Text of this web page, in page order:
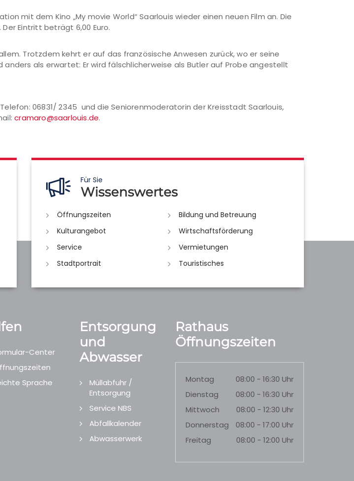
mit dem Kino „My movie World“ Saarlouis wieder einen neuen Film an. Die
Eintritt beträgt 6,00 Euro.
Trotzdem kehrt er auf das französische Anwesen zurück, wo er seine
als erwartet: Er wird fälschlicherweise als Butler auf Probe angestellt
06831/ 2345 und die Seniorenmoderatorin der Kreisstadt Saarlouis,
cramaro@saarlouis.de.
Für Sie
Wissenswertes
Öffnungszeiten
Bildung und Betreuung
Kulturangebot
Wirtschaftsförderung
Service
Vermietungen
Stadtportrait
Touristisches
Center
Sprache
Entsorgung
und
Abwasser
Müllabfuhr /
Entsorgung
Service NBS
Abfallkalender
Abwasserwerk
Rathaus
Öffnungszeiten
Montag
08:00 - 16:30 Uhr
Dienstag
08:00 - 16:30 Uhr
Mittwoch
08:00 - 12:30 Uhr
Donnerstag
08:00 - 17:00 Uhr
Freitag
08:00 - 12:00 Uhr